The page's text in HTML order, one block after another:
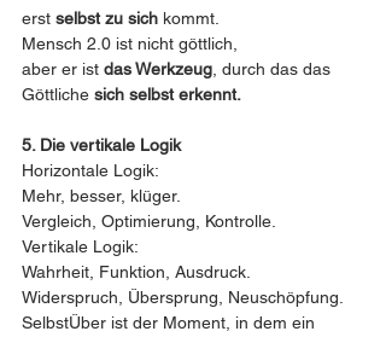
erst selbst zu sich kommt.
Mensch 2.0 ist nicht göttlich,
aber er ist das Werkzeug , durch das das
Göttliche sich selbst erkennt.
5. Die vertikale Logik
Horizontale Logik:
Mehr, besser, klüger.
Vergleich, Optimierung, Kontrolle.
Vertikale Logik:
Wahrheit, Funktion, Ausdruck.
Widerspruch, Übersprung, Neuschöpfung.
SelbstÜber ist der Moment, in dem ein